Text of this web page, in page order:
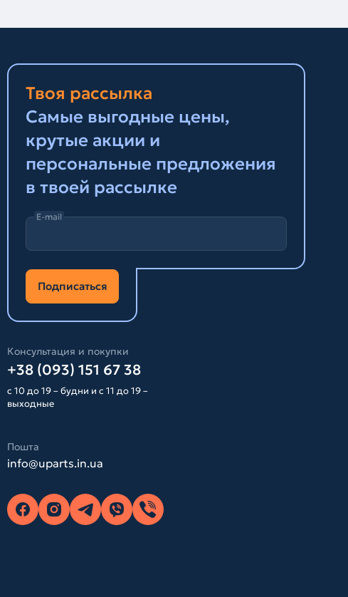
Твоя рассылка
Самые выгодные цены,
крутые акции и
персональные предложения
в твоей рассылке
E-mail
Подписаться
Консультация и покупки
+38 (093) 151 67 38
с 10 до 19 – будни и с 11 до 19 –
выходные
Пошта
info@uparts.in.ua